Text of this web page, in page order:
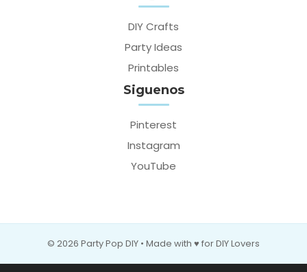
DIY Crafts
Party Ideas
Printables
Siguenos
Pinterest
Instagram
YouTube
© 2026 Party Pop DIY • Made with ♥ for DIY Lovers